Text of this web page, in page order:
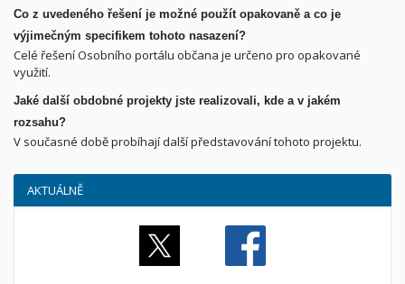
Co z uvedeného řešení je možné použít opakovaně a co je
výjimečným specifikem tohoto nasazení?
Celé řešení Osobního portálu občana je určeno pro opakované
využití.
Jaké další obdobné projekty jste realizovali, kde a v jakém
rozsahu?
V současné době probíhají další představování tohoto projektu.
AKTUÁLNĚ